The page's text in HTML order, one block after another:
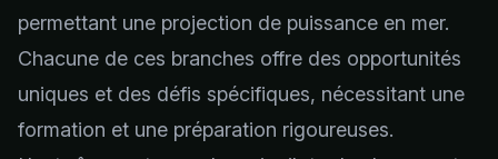
permettant une projection de puissance en mer.
Chacune de ces branches offre des opportunités
uniques et des défis spécifiques, nécessitant une
formation et une préparation rigoureuses.